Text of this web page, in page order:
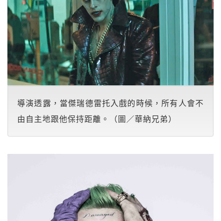
導演透露，當傑瑞德雷托入戲的時候，所有人會不
由自主地跟他保持距離。（圖／華納兄弟）